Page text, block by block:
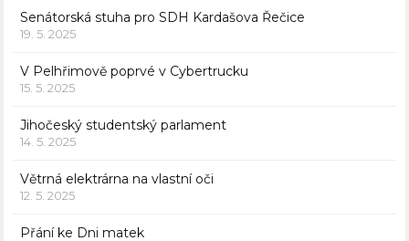
Senátorská stuha pro SDH Kardašova Řečice
19. 5. 2025
V Pelhřimově poprvé v Cybertrucku
15. 5. 2025
Jihočeský studentský parlament
14. 5. 2025
Větrná elektrárna na vlastní oči
12. 5. 2025
Přání ke Dni matek